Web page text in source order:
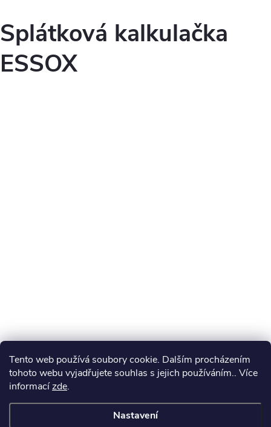
Tento web používá soubory cookie. Dalším procházením
tohoto webu vyjadřujete souhlas s jejich používáním.. Více
informacízde.
Nastavení
Splátková kalkulačka
ESSOX